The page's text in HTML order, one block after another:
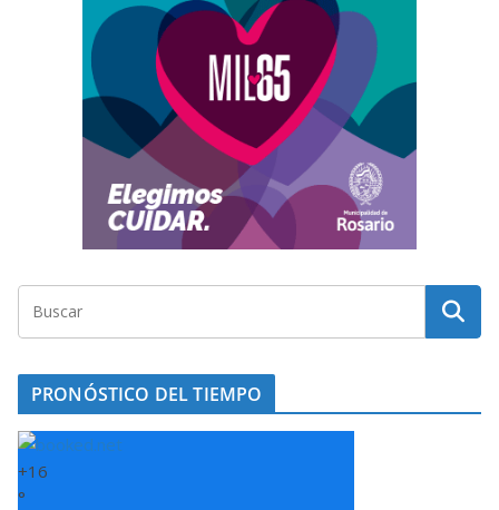
PRONÓSTICO DEL TIEMPO
+16
°